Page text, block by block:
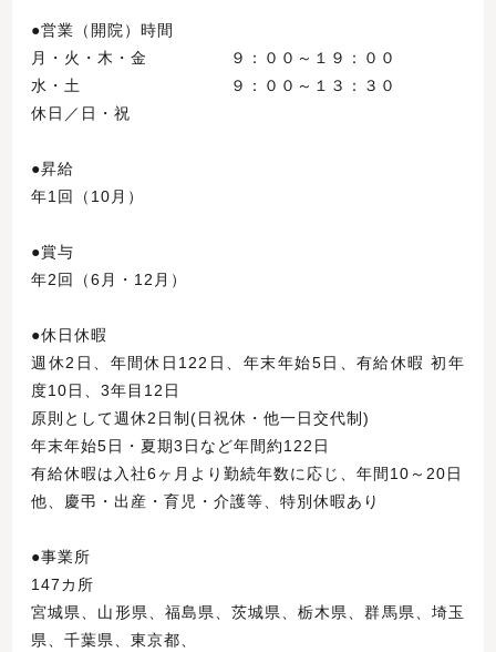
●営業（開院）時間
月・火・木・金 ９：００～１９：００
水・土 ９：００～１３：３０
休日／日・祝
●昇給
年1回（10月）
●賞与
年2回（6月・12月）
●休日休暇
週休2日、年間休日122日、年末年始5日、有給休暇 初年
度10日、3年目12日
原則として週休2日制(日祝休・他一日交代制)
年末年始5日・夏期3日など年間約122日
有給休暇は入社6ヶ月より勤続年数に応じ、年間10～20日
他、慶弔・出産・育児・介護等、特別休暇あり
●事業所
147カ所
宮城県、山形県、福島県、茨城県、栃木県、群馬県、埼玉
県、千葉県、東京都、